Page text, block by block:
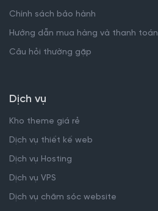
Chính sách bảo hành
Hướng dẫn mua hàng và thanh toán
Câu hỏi thường gặp
Dịch vụ
Kho theme giá rẻ
Dịch vụ thiết kế web
Dịch vụ Hosting
Dịch vụ VPS
Dịch vụ chăm sóc website